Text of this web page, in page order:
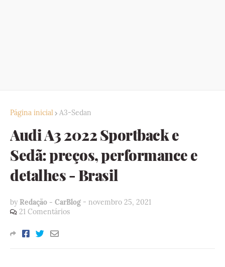
Página inicial A3-Sedan
Audi A3 2022 Sportback e
Sedã: preços, performance e
detalhes - Brasil
by Redação - CarBlog - novembro 25, 2021
21 Comentários